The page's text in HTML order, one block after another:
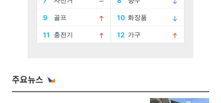
주요뉴스